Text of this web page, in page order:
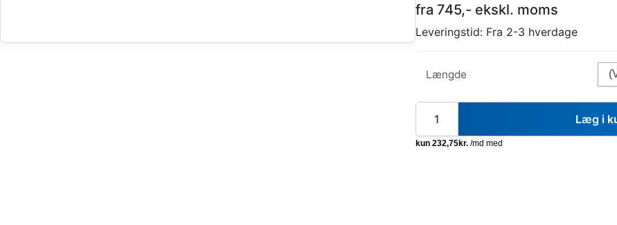
fra 745,- ekskl. moms
Leveringstid: Fra 2-3 hverdage
Længde
Læg i